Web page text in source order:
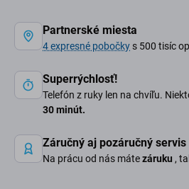
Partnerské miesta
4 expresné pobočky s 500 tisíc
Superrýchlosť!
Telefón z ruky len na chvíľu.
30 minút.
Záručný aj pozáručný servis
Na prácu od nás mátezáruku ,